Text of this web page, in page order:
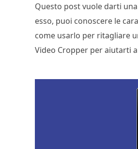
Questo post vuole darti
esso, puoi conoscere le
come usarlo per ritagliare
Video Cropper per aiutarti